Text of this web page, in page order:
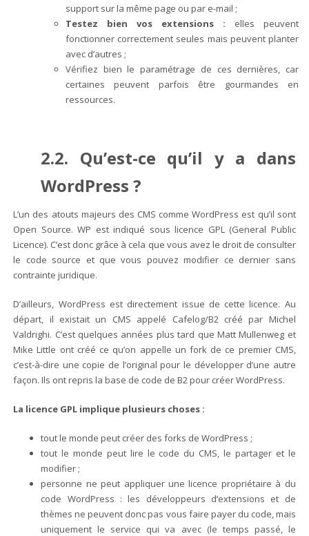
support sur la même page ou par e-mail ;
Testez bien vos extensions : elles peuvent
fonctionner correctement seules mais peuvent planter
avec d’autres ;
Vérifiez bien le paramétrage de ces dernières, car
certaines peuvent parfois être gourmandes en
ressources.
2.2. Qu’est-ce qu’il y a dans
WordPress ?
L’un des atouts majeurs des CMS comme WordPress est qu’il sont
Open Source. WP est indiqué sous licence GPL (General Public
Licence). C’est donc grâce à cela que vous avez le droit de consulter
le code source et que vous pouvez modifier ce dernier sans
contrainte juridique.
D’ailleurs, WordPress est directement issue de cette licence. Au
départ, il existait un CMS appelé Cafelog/B2 créé par Michel
Valdrighi. C’est quelques années plus tard que Matt Mullenweg et
Mike Little ont créé ce qu’on appelle un fork de ce premier CMS,
c’est-à-dire une copie de l’original pour le développer d’une autre
façon. Ils ont repris la base de code de B2 pour créer WordPress.
La licence GPL implique plusieurs choses :
tout le monde peut créer des forks de WordPress ;
tout le monde peut lire le code du CMS, le partager et le
modifier ;
personne ne peut appliquer une licence propriétaire à du
code WordPress : les développeurs d’extensions et de
thèmes ne peuvent donc pas vous faire payer du code, mais
uniquement le service qui va avec (le temps passé, le